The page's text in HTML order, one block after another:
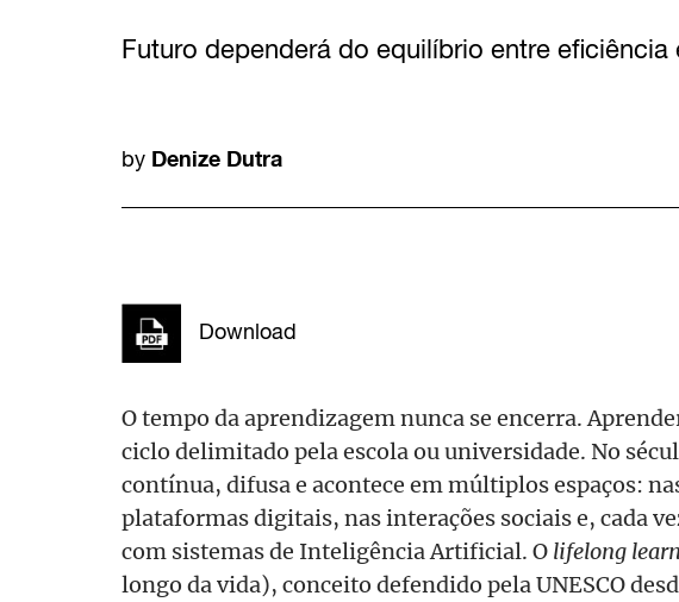
Futuro dependerá do equilíbrio entre eficiência
by Denize Dutra
Download
O tempo da aprendizagem nunca se encerra.
ciclo delimitado pela escola ou universidade. No
contínua, difusa e acontece em múltiplos espaços:
plataformas digitais, nas interações sociais e, cada
com sistemas de Inteligência Artificial. O lifelong
longo da vida), conceito defendido pela UNESCO